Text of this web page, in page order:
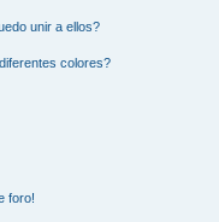
unir a ellos?
colores?
foro!